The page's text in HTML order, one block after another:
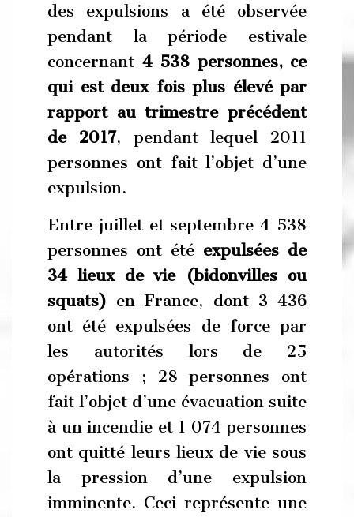
des expulsions a été observée
pendant la période estivale
concernant 4 538 personnes, ce
qui est deux fois plus élevé par
rapport au trimestre précédent
de 2017, pendant lequel 2011
personnes ont fait l’objet d’une
expulsion.
Entre juillet et septembre 4 538
personnes ont été expulsées de
34 lieux de vie (bidonvilles ou
squats) en France, dont 3 436
ont été expulsées de force par
les autorités lors de 25
opérations ; 28 personnes ont
fait l’objet d’une évacuation suite
à un incendie et 1 074 personnes
ont quitté leurs lieux de vie sous
la pression d’une expulsion
imminente. Ceci représente une